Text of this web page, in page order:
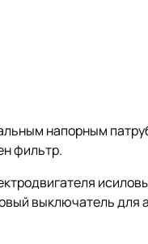
напорным
фильтр.
выключатель для